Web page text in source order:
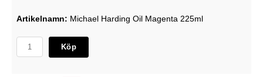
Artikelnamn: Michael Harding Oil Magenta 225ml
Köp